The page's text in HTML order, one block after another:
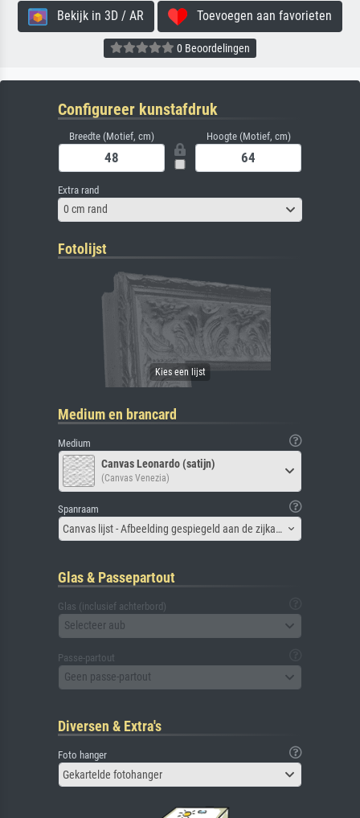
Bekijk in 3D / AR Toevoegen aan favorieten
0 Beoordelingen
Configureer kunstafdruk
Breedte (Motief, cm) Hoogte (Motief, cm)
Extra rand
0 cm rand
Fotolijst
Medium en brancard
Medium
Canvas Leonardo (satijn)
(Canvas Venezia)
Spanraam
Canvas lijst - Afbeelding gespiegeld aan de zijkant
Glas & Passepartout
Glas (inclusief achterbord)
Selecteer aub
Passe-partout
Geen passe-partout
Diversen & Extra's
Foto hanger
Gekartelde fotohanger